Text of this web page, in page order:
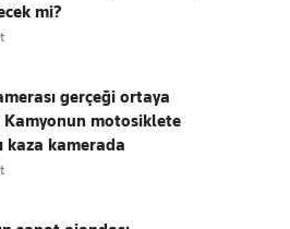
mi?
gerçeği ortaya
Kamyonun motosiklete
kaza kamerada